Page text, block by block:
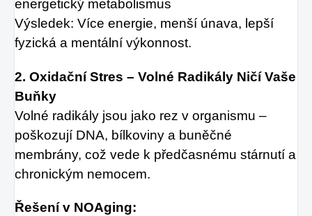
energetický metabolismus
Výsledek: Více energie, menší únava, lepší
fyzická a mentální výkonnost.
2. Oxidační Stres – Volné Radikály Ničí Vaše
Buňky
Volné radikály jsou jako rez v organismu –
poškozují DNA, bílkoviny a buněčné
membrány, což vede k předčasnému stárnutí a
chronickým nemocem.
Řešení v NOAging: